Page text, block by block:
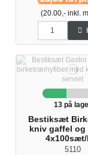
(20.00,- inkl.
13 på
Bestiksæt
kniv gaffel og
4x100sæt/
5110